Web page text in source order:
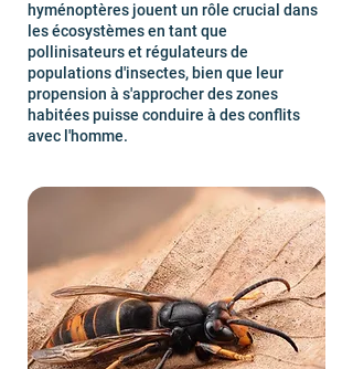
hyménoptères jouent un rôle crucial dans
les écosystèmes en tant que
pollinisateurs et régulateurs de
populations d'insectes, bien que leur
propension à s'approcher des zones
habitées puisse conduire à des conflits
avec l'homme.